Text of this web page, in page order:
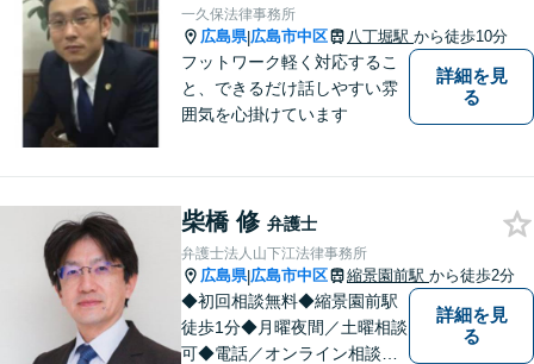
一久保法律事務所
広島県|広島市中区 八丁堀駅 から徒歩10分
フットワーク軽く対応するこ
と、できるだけ話しやすい雰
囲気を心掛けています
詳細を見
る
柴橋 修 弁護士
弁護士法人山下江法律事務所
広島県|広島市中区 縮景園前駅 から徒歩2分
◆初回相談無料◆縮景園前駅
徒歩1分◆月曜夜間／土曜相談
可◆電話／オンライン相談可
詳細を見
る